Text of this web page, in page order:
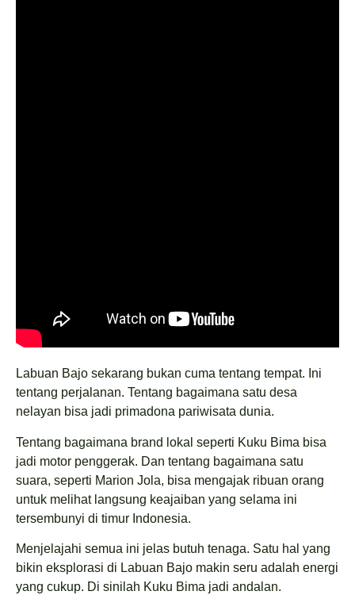
Labuan Bajo sekarang bukan cuma tentang tempat. Ini
tentang perjalanan. Tentang bagaimana satu desa
nelayan bisa jadi primadona pariwisata dunia.
Tentang bagaimana brand lokal seperti Kuku Bima bisa
jadi motor penggerak. Dan tentang bagaimana satu
suara, seperti Marion Jola, bisa mengajak ribuan orang
untuk melihat langsung keajaiban yang selama ini
tersembunyi di timur Indonesia.
Menjelajahi semua ini jelas butuh tenaga. Satu hal yang
bikin eksplorasi di Labuan Bajo makin seru adalah energi
yang cukup. Di sinilah Kuku Bima jadi andalan.